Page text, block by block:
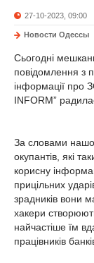
27-10-2023, 09:00
Новости Одессы
Сьогодні
повідомлення з
інформації про
INFORM”
За словами
окупантів, які
корисну
прицільних
зрадників вони
хакери
найчастіше їм
працівників